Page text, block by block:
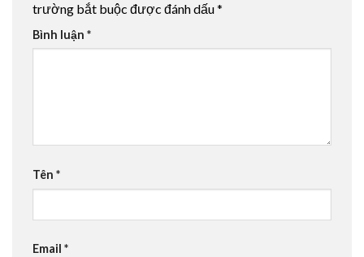
trường bắt buộc được đánh dấu*
Bình luận *
Tên *
Email *